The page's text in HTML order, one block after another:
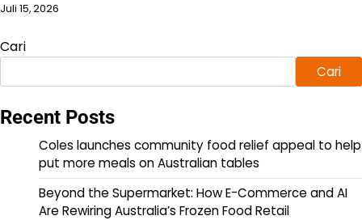
Juli 15, 2026
Cari
Cari
Recent Posts
Coles launches community food relief appeal to help
put more meals on Australian tables
Beyond the Supermarket: How E-Commerce and AI
Are Rewiring Australia’s Frozen Food Retail